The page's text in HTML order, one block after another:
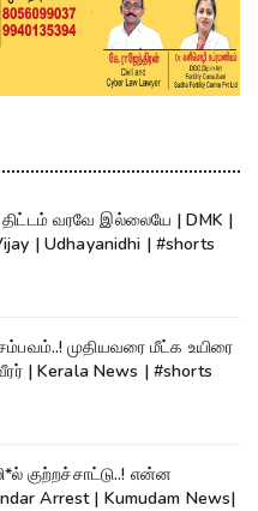
வரவே இல்லையே | DMK |
| Udhayanidhi | #shorts
முதியவரை மீட்க உயிரை
| Kerala News | #shorts
குற்றச்சாட்டு..! என்ன
Arrest | Kumudam News|